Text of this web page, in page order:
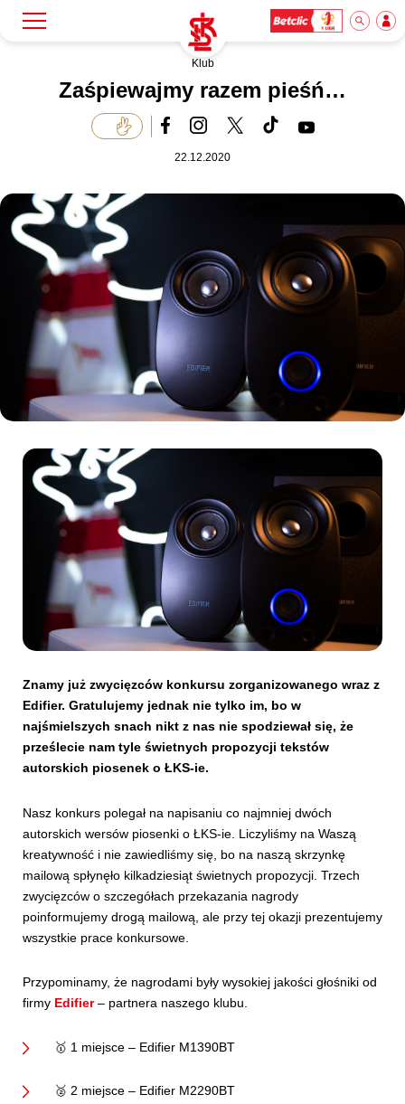
Bilety
Akademia
Biznes
Dla mediów
Kibice
Klub
Zaśpiewajmy razem pieśń…
22.12.2020
Znamy już zwycięzców konkursu zorganizowanego wraz z
Edifier. Gratulujemy jednak nie tylko im, bo w
najśmielszych snach nikt z nas nie spodziewał się, że
prześlecie nam tyle świetnych propozycji tekstów
autorskich piosenek o ŁKS-ie.
Nasz konkurs polegał na napisaniu co najmniej dwóch
autorskich wersów piosenki o ŁKS-ie. Liczyliśmy na Waszą
kreatywność i nie zawiedliśmy się, bo na naszą skrzynkę
mailową spłynęło kilkadziesiąt świetnych propozycji. Trzech
zwycięzców o szczegółach przekazania nagrody
poinformujemy drogą mailową, ale przy tej okazji prezentujemy
wszystkie prace konkursowe.
Przypominamy, że nagrodami były wysokiej jakości głośniki od
firmy Edifier– partnera naszego klubu.
🥇 1 miejsce – Edifier M1390BT
🥈 2 miejsce – Edifier M2290BT